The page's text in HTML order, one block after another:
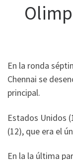
En la ronda
Chennai se
principal.
Estados Unidos
(12), que era el
En la la última